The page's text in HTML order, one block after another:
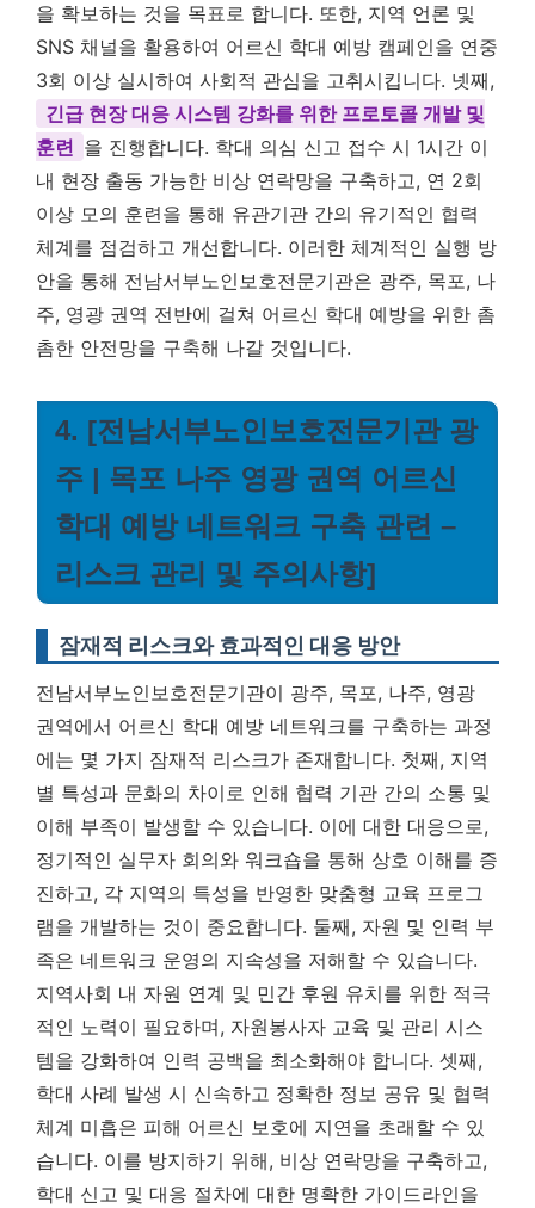
을 확보하는 것을 목표로 합니다. 또한, 지역 언론 및
SNS 채널을 활용하여 어르신 학대 예방 캠페인을 연중
3회 이상 실시하여 사회적 관심을 고취시킵니다. 넷째,
긴급 현장 대응 시스템 강화를 위한 프로토콜 개발 및
훈련 을 진행합니다. 학대 의심 신고 접수 시 1시간 이
내 현장 출동 가능한 비상 연락망을 구축하고, 연 2회
이상 모의 훈련을 통해 유관기관 간의 유기적인 협력
체계를 점검하고 개선합니다. 이러한 체계적인 실행 방
안을 통해 전남서부노인보호전문기관은 광주, 목포, 나
주, 영광 권역 전반에 걸쳐 어르신 학대 예방을 위한 촘
촘한 안전망을 구축해 나갈 것입니다.
4. [전남서부노인보호전문기관 광
주 | 목포 나주 영광 권역 어르신
학대 예방 네트워크 구축 관련 –
리스크 관리 및 주의사항]
잠재적 리스크와 효과적인 대응 방안
전남서부노인보호전문기관이 광주, 목포, 나주, 영광
권역에서 어르신 학대 예방 네트워크를 구축하는 과정
에는 몇 가지 잠재적 리스크가 존재합니다. 첫째, 지역
별 특성과 문화의 차이로 인해 협력 기관 간의 소통 및
이해 부족이 발생할 수 있습니다. 이에 대한 대응으로,
정기적인 실무자 회의와 워크숍을 통해 상호 이해를 증
진하고, 각 지역의 특성을 반영한 맞춤형 교육 프로그
램을 개발하는 것이 중요합니다. 둘째, 자원 및 인력 부
족은 네트워크 운영의 지속성을 저해할 수 있습니다.
지역사회 내 자원 연계 및 민간 후원 유치를 위한 적극
적인 노력이 필요하며, 자원봉사자 교육 및 관리 시스
템을 강화하여 인력 공백을 최소화해야 합니다. 셋째,
학대 사례 발생 시 신속하고 정확한 정보 공유 및 협력
체계 미흡은 피해 어르신 보호에 지연을 초래할 수 있
습니다. 이를 방지하기 위해, 비상 연락망을 구축하고,
학대 신고 및 대응 절차에 대한 명확한 가이드라인을